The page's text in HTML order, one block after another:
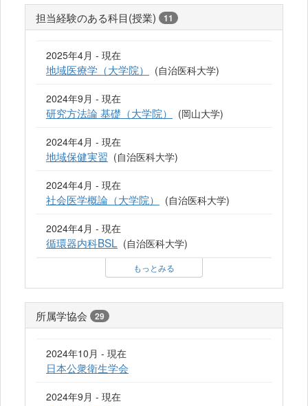
担当経験のある科目(授業) 11
2025年4月 - 現在
地域医療学（大学院） (自治医科大学)
2024年9月 - 現在
研究方法論 基礎（大学院） (岡山大学)
2024年4月 - 現在
地域保健実習 (自治医科大学)
2024年4月 - 現在
社会医学概論（大学院） (自治医科大学)
2024年4月 - 現在
循環器内科BSL (自治医科大学)
もっとみる
所属学協会 29
2024年10月 - 現在
日本公衆衛生学会
2024年9月 - 現在